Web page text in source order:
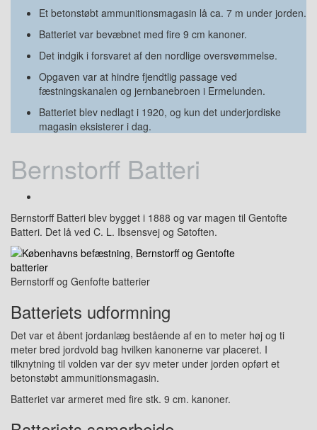
Et betonstøbt ammunitionsmagasin lå ca. 7 m under jorden.
Batteriet var bevæbnet med fire 9 cm kanoner.
Det indgik i forsvaret af den nordlige oversvømmelse.
Opgaven var at hindre fjendtlig passage ved
fæstningskanalen og jernbanebroen i Ermelunden.
Batteriet blev nedlagt i 1920, og kun det underjordiske
magasin eksisterer i dag.
Bernstorff Batteri
Bernstorff Batteri blev bygget i 1888 og var magen til Gentofte
Batteri. Det lå ved C. L. Ibsensvej og Søtoften.
Bernstorff og Genfofte batterier
Batteriets udformning
Det var et åbent jordanlæg bestående af en to meter høj og ti
meter bred jordvold bag hvilken kanonerne var placeret. I
tilknytning til volden var der syv meter under jorden opført et
betonstøbt ammunitionsmagasin.
Batteriet var armeret med fire stk. 9 cm. kanoner.